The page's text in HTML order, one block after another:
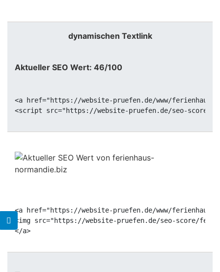
dynamischen Textlink
Aktueller SEO Wert: 46/100
<a href="https://website-pruefen.de/www/
<a href="https://website-pruefen.de/www/
<img src="https://website-pruefen.de/seo-score/